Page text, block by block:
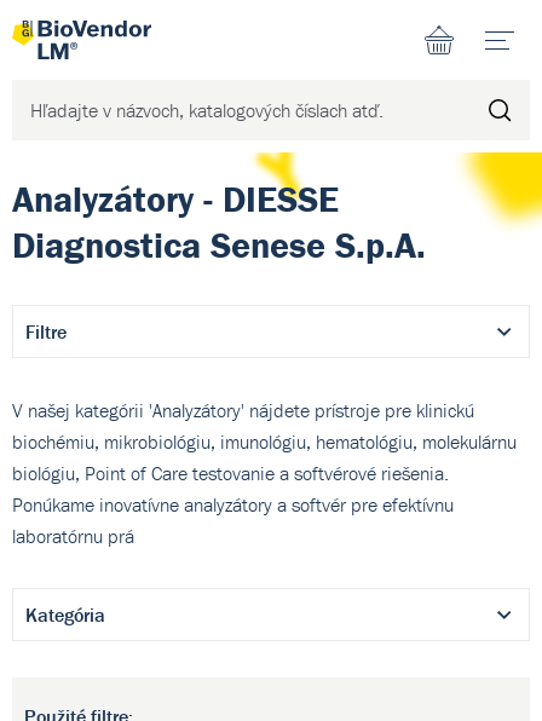
Analyzátory - DIESSE
Diagnostica Senese S.p.A.
Filtre
V našej kategórii 'Analyzátory' nájdete prístroje pre klinickú
biochémiu, mikrobiológiu, imunológiu, hematológiu, molekulárnu
biológiu, Point of Care testovanie a softvérové riešenia.
Ponúkame inovatívne analyzátory a softvér pre efektívnu
laboratórnu prá
Kategória
Použité filtre: